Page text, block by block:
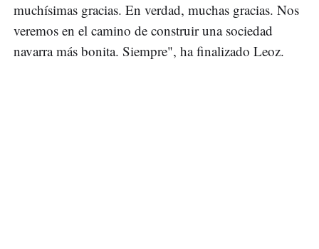
muchísimas gracias. En verdad, muchas gracias. Nos
veremos en el camino de construir una sociedad
navarra más bonita. Siempre", ha finalizado Leoz.